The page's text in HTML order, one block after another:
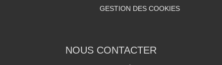
GESTION DES COOKIES
NOUS CONTACTER